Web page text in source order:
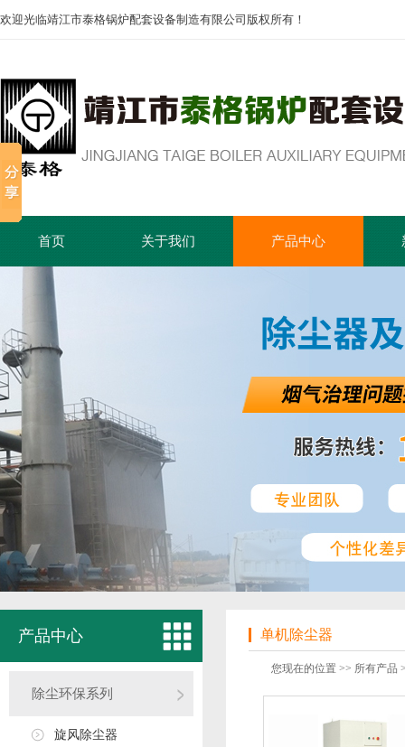
欢迎光临靖江市泰格锅炉配套设备制造有限公司版权所有！
首页 关于我们 产品中心
产品中心
除尘环保系列
旋风除尘器
单机除尘器
您现在的位置 >> 所有产品